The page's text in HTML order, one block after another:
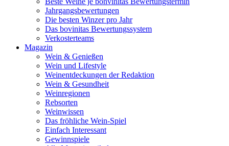
Jahrgangsbewertungen
Die besten Winzer pro Jahr
Das bovinitas Bewertungssystem
Verkosterteams
Magazin
Wein & Genießen
Wein und Lifestyle
Weinentdeckungen der Redaktion
Wein & Gesundheit
Weinregionen
Rebsorten
Weinwissen
Das fröhliche Wein-Spiel
Einfach Interessant
Gewinnspiele